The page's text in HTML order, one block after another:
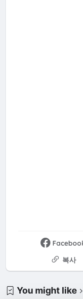
복사
You might like